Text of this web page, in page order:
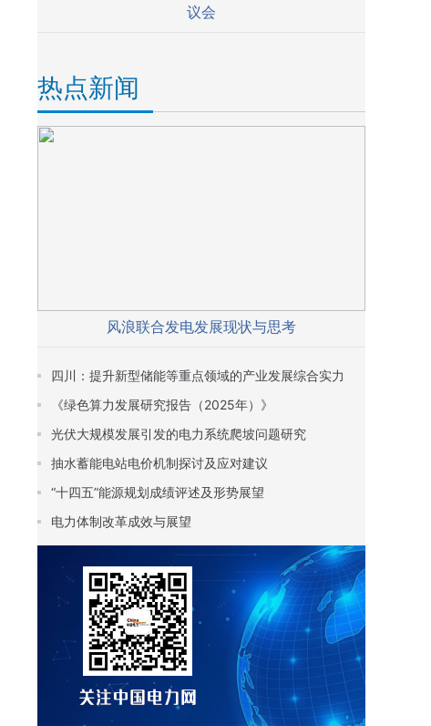
议会
热点新闻
风浪联合发电发展现状与思考
四川：提升新型储能等重点领域的产业发展综合实力
《绿色算力发展研究报告（2025年）》
光伏大规模发展引发的电力系统爬坡问题研究
抽水蓄能电站电价机制探讨及应对建议
“十四五”能源规划成绩评述及形势展望
电力体制改革成效与展望